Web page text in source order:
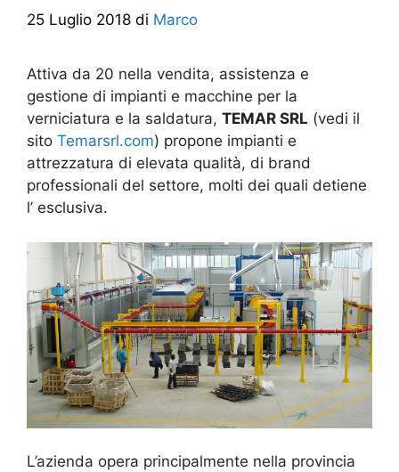
25 Luglio 2018 di Marco
Attiva da 20 nella vendita, assistenza e
gestione di impianti e macchine per la
verniciatura e la saldatura, TEMAR SRL (vedi il
sito Temarsrl.com) propone impianti e
attrezzatura di elevata qualità, di brand
professionali del settore, molti dei quali detiene
l’ esclusiva.
L’azienda opera principalmente nella provincia